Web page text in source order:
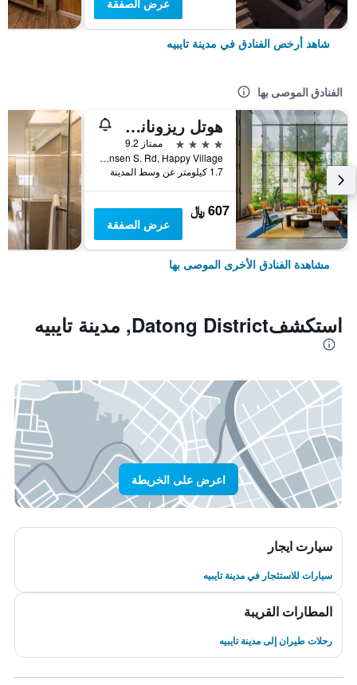
عرض الصفقة
شاهد أرخص الفنادق في مدينة تايبيه
الفنادق الموصى بها
هوتل ريزونانس تايبي، تابيستري كوليكشن باي هيلتون
4 نجوم
ممتاز 9.2
No. 7 Linsen S. Rd, Happy Village, مدينة تايبيه, تايوان
1.7 كيلومتر عن وسط المدينة
607 ﷼
عرض الصفقة
مشاهدة الفنادق الأخرى الموصى بها
استكشفDatong District, مدينة تايبيه
اعرض على الخريطة
سيارت ايجار
سيارات للاستئجار في مدينة تايبيه
المطارات القريبة
رحلات طيران إلى مدينة تايبيه